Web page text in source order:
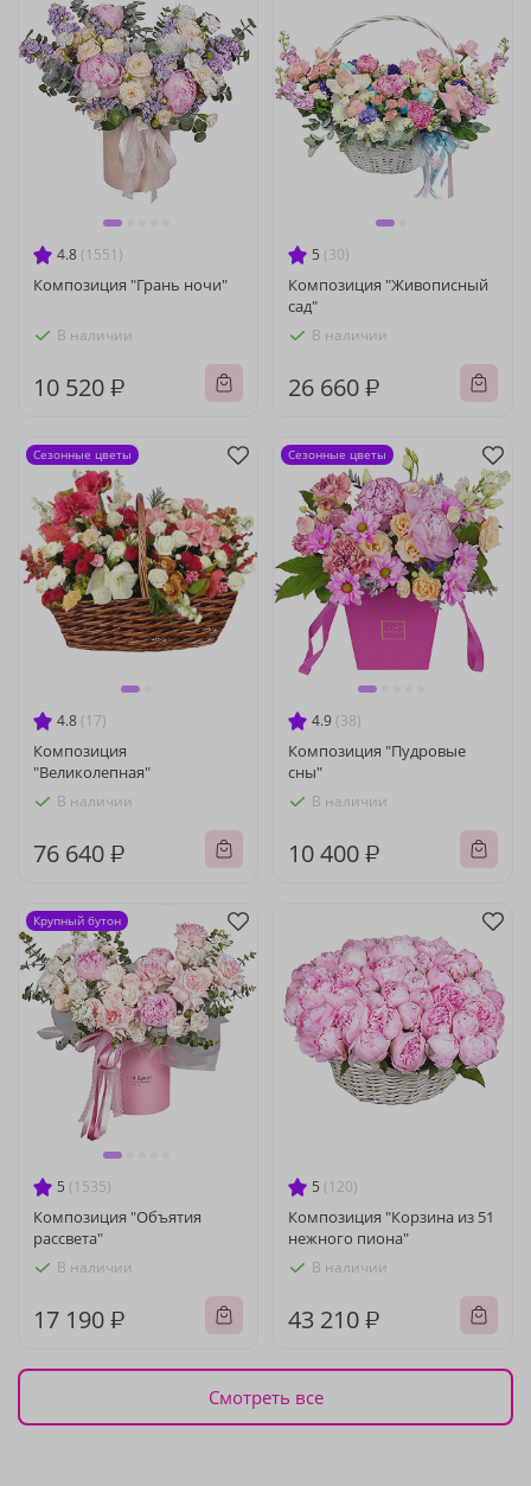
4.8 (1551)
Композиция "Грань ночи"
В наличии
10 520 ₽
5 (30)
Композиция "Живописный
сад"
В наличии
26 660 ₽
4.8 (17)
Композиция
"Великолепная"
В наличии
76 640 ₽
Сезонные цветы
4.9 (38)
Композиция "Пудровые
сны"
В наличии
10 400 ₽
Сезонные цветы
5 (1535)
Композиция "Объятия
рассвета"
В наличии
17 190 ₽
Крупный бутон
5 (120)
Композиция "Корзина из 51
нежного пиона"
В наличии
43 210 ₽
Смотреть все